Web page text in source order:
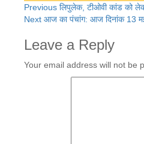
Continue
Previous लिपुलेक, टीओवी कांड को
Next आज का पंचांग: आज दिनांक 13
Leave a Reply
Your email address will not be